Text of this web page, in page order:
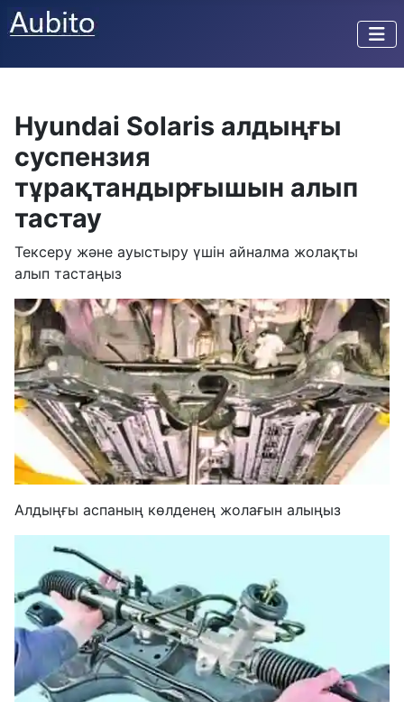
Hyundai Solaris алдыңғы
суспензия
тұрақтандырғышын алып
тастау
Тексеру және ауыстыру үшін айналма жолақты
алып тастаңыз
Алдыңғы аспаның көлденең жолағын алыңыз